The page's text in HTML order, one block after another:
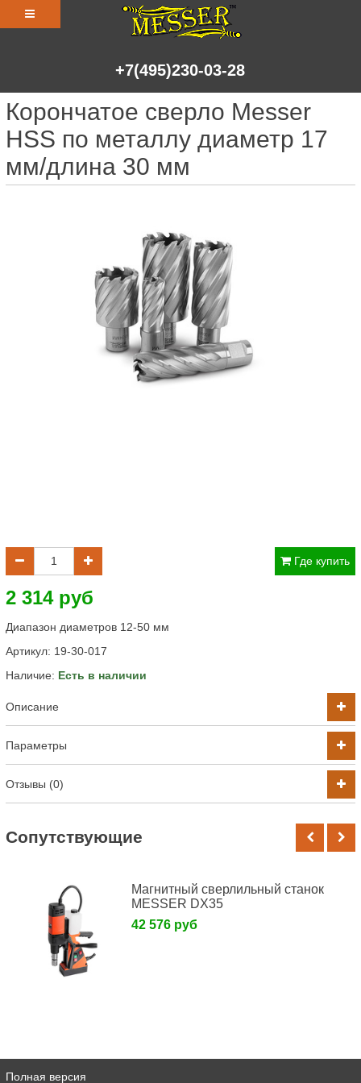
+7(495)230-03-28
Корончатое сверло Messer
HSS по металлу диаметр 17
мм/длина 30 мм
Где купить
2 314 руб
Диапазон диаметров 12-50 мм
Артикул: 19-30-017
Наличие: Есть в наличии
Описание
Параметры
Отзывы (0)
Cопутствующие
Магнитный сверлильный станок
MESSER DX35
42 576 руб
Полная версия